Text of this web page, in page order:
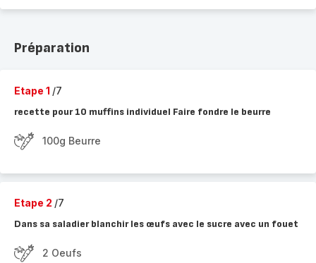
Préparation
Etape 1 /7
recette pour 10 muffins individuel Faire fondre le beurre
100g Beurre
Etape 2 /7
Dans sa saladier blanchir les œufs avec le sucre avec un fouet
2 Oeufs